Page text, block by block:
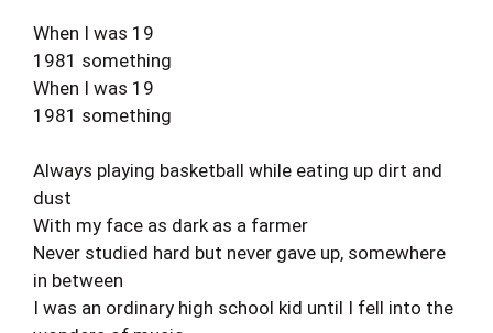
When I was 19
1981 something
When I was 19
1981 something
Always playing basketball while eating up dirt and
dust
With my face as dark as a farmer
Never studied hard but never gave up, somewhere
in between
I was an ordinary high school kid until I fell into the